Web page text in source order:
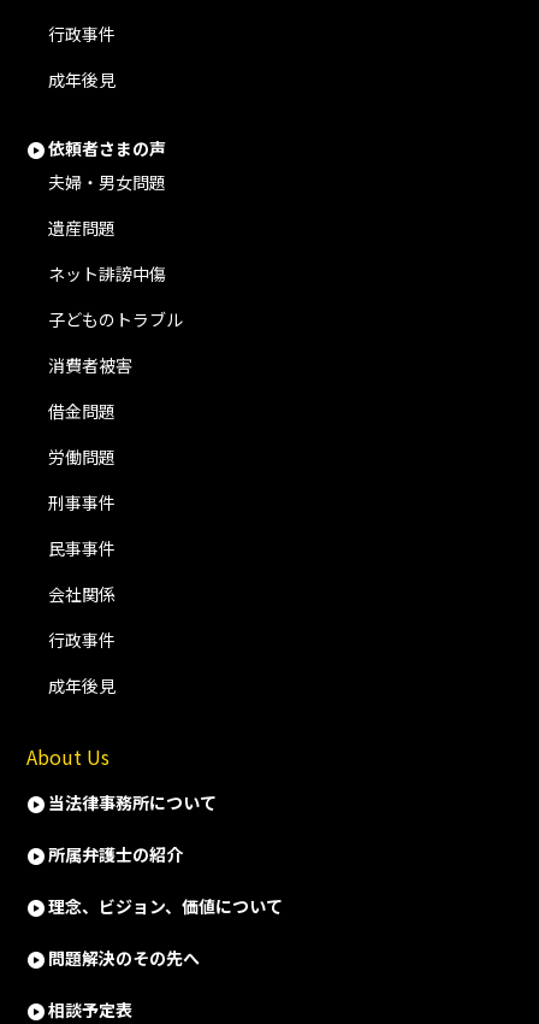
行政事件
成年後見
依頼者さまの声
夫婦・男女問題
遺産問題
ネット誹謗中傷
子どものトラブル
消費者被害
借金問題
労働問題
刑事事件
民事事件
会社関係
行政事件
成年後見
About Us
当法律事務所について
所属弁護士の紹介
理念、ビジョン、価値について
問題解決のその先へ
相談予定表